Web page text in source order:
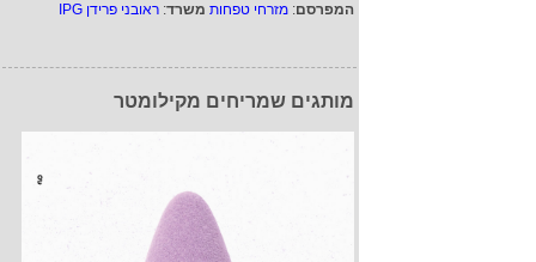
המפרסם: מזרחי טפחות משרד: ראובני פרידן IPG
מותגים שמריחים מקילומטר